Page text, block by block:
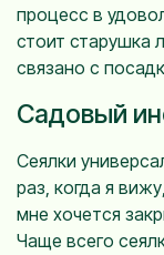
процесс в
стоит старушка
связано с
Садовый
Сеялки
раз, когда я
мне хочется
Чаще всего